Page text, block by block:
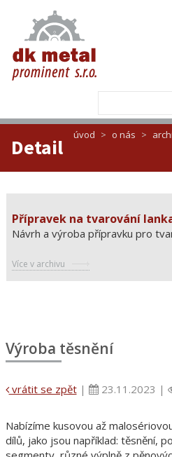
Detail úvod o nás
Přípravek na tvarování
Návrh a výroba přípravku pro
Více v archivu
Výroba těsnění
vrátit se zpět| 23.11.2023 |
Nabízíme kusovou až
dílů, jako jsou například: těsnění,